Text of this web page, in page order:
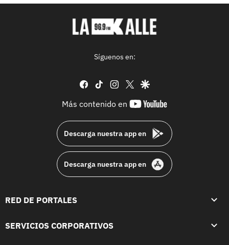
Síguenos en:
facebook
tiktok instagram
twittergoogle
Más contenido en
youtube-
Descarga nuestra app en
Descarga nuestra app en
RED DE PORTALES
SERVICIOS CORPORATIVOS